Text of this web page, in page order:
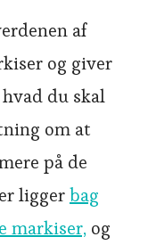
af
og giver
du skal
om at
på de
liggerbag
markiser, og